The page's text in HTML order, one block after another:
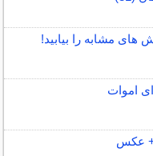
مشابه را بیابید!
اموات
+ عکس